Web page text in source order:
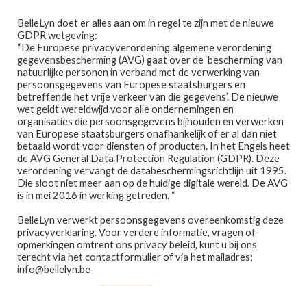
door
naar
navigatie
naar
de
inhoud
Menu
Home
Afspraak maken
Prijslijst
Winkel
Contact
Home AFSPRAAK MAKEN
Afspraak maken
BelleLyn doet er alles aan om in regel te zijn met de nieuwe
GDPR wetgeving:
“De Europese privacyverordening algemene verordening
gegevensbescherming (AVG) gaat over de ‘bescherming van
natuurlijke personen in verband met de verwerking van
persoonsgegevens van Europese staatsburgers en
betreffende het vrije verkeer van die gegevens’. De nieuwe
wet geldt wereldwijd voor alle ondernemingen en
organisaties die persoonsgegevens bijhouden en verwerken
van Europese staatsburgers onafhankelijk of er al dan niet
betaald wordt voor diensten of producten. In het Engels heet
de AVG General Data Protection Regulation (GDPR). Deze
verordening vervangt de databeschermingsrichtlijn uit 1995.
Die sloot niet meer aan op de huidige digitale wereld. De AVG
is in mei 2016 in werking getreden. “
BelleLyn verwerkt persoonsgegevens overeenkomstig deze
privacyverklaring. Voor verdere informatie, vragen of
opmerkingen omtrent ons privacy beleid, kunt u bij ons
terecht via het contactformulier of via het mailadres:
info@bellelyn.be